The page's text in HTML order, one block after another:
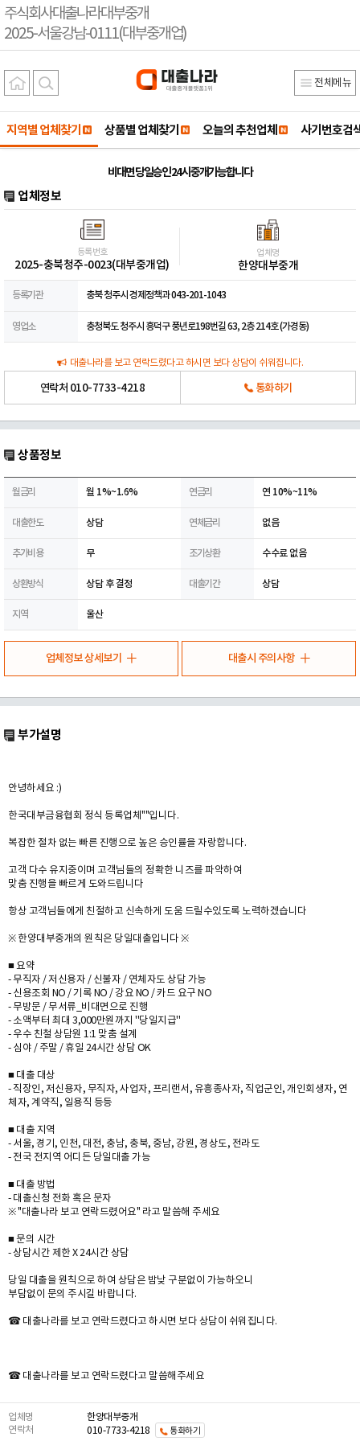
주식회사대출나라대부중개
2025-서울강남-0111(대부중개업)
전체메뉴
지역별 업체찾기 상품별 업체찾기 오늘의 추천업체 사기번호검
비대면 당일승인 24시 중개가능합니다
업체정보
등록번호
2025-충북청주-0023(대부중개업)
업체명
한양대부중개
등록기관 충북 청주시 경제정책과 043-201-1043
영업소 충청북도 청주시 흥덕구 풍년로198번길 63, 2층 214호 (가경동)
대출나라를 보고 연락드렸다고 하시면 보다 상담이 쉬워집니다.
연락처 010-7733-4218 통화하기
상품정보
월금리 월 1%~1.6% 연금리 연 10%~11%
대출한도 상담 연체금리 없음
추가비용 무 조기상환 수수료 없음
상환방식 상담 후 결정 대출기간 상담
지역 울산
업체정보 상세보기 대출시 주의사항
부가설명
안녕하세요 :)
한국대부금융협회 정식 등록업체""입니다.
복잡한 절차 없는 빠른 진행으로 높은 승인률을 자랑합니다.
고객 다수 유지중이며 고객님들의 정확한 니즈를 파악하여
맞춤 진행을 빠르게 도와드립니다
항상 고객님들에게 친절하고 신속하게 도움 드릴수있도록 노력하겠습니다
※ 한양대부중개의 원칙은 당일대출입니다 ※
■ 요약
- 무직자 / 저신용자 / 신불자 / 연체자도 상담 가능
- 신용조회 NO / 기록 NO / 강요 NO / 카드 요구 NO
- 무방문 / 무서류_비대면으로 진행
- 소액부터 최대 3,000만원까지 ''당일지급''
- 우수 친철 상담원 1:1 맞춤 설계
- 심야 / 주말 / 휴일 24시간 상담 OK
■ 대출 대상
- 직장인, 저신용자, 무직자, 사업자, 프리랜서, 유흥종사자, 직업군인, 개인회생자, 연
체자, 계약직, 일용직 등등
■ 대출 지역
- 서울, 경기, 인천, 대전, 충남, 충북, 중남, 강원, 경상도, 전라도
- 전국 전지역 어디든 당일대출 가능
■ 대출 방법
- 대출신청 전화 혹은 문자
※ "대출나라 보고 연락드렸어요" 라고 말씀해 주세요
■ 문의 시간
- 상담시간 제한 X 24시간 상담
당일 대출을 원칙으로 하여 상담은 밤낮 구분없이 가능하오니
부담없이 문의 주시길 바랍니다.
☎ 대출나라를 보고 연락드렸다고 하시면 보다 상담이 쉬워집니다.
☎ 대출나라를 보고 연락드렸다고 말씀해주세요
업체명
한양대부중개
연락처
010-7733-4218 통화하기